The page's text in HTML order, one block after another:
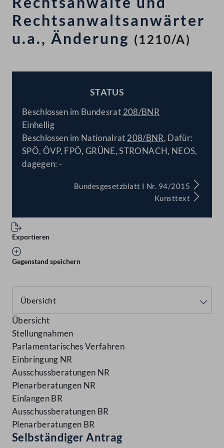
Rechtsanwaltsanwärter
u.a., Änderung (1210/A)
STATUS
Beschlossen im Bundesrat 208/BNR
Einhellig
Beschlossen im Nationalrat 208/BNR, Dafür:
SPÖ, ÖVP, FPÖ, GRÜNE, STRONACH, NEOS,
dagegen: -
Bundesgesetzblatt I Nr. 94/2015
Kunsttext
Exportieren
Gegenstand speichern
Übersicht
Stellungnahmen
Parlamentarisches Verfahren
Einbringung NR
Ausschussberatungen NR
Plenarberatungen NR
Einlangen BR
Ausschussberatungen BR
Plenarberatungen BR
Selbständiger Antrag